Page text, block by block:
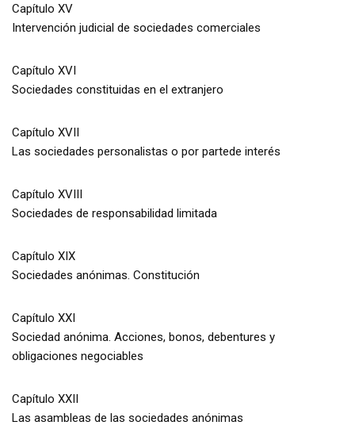
Capítulo XV
Intervención judicial de sociedades comerciales
Capítulo XVI
Sociedades constituidas en el extranjero
Capítulo XVII
Las sociedades personalistas o por partede interés
Capítulo XVIII
Sociedades de responsabilidad limitada
Capítulo XIX
Sociedades anónimas. Constitución
Capítulo XXI
Sociedad anónima. Acciones, bonos, debentures y
obligaciones negociables
Capítulo XXII
Las asambleas de las sociedades anónimas